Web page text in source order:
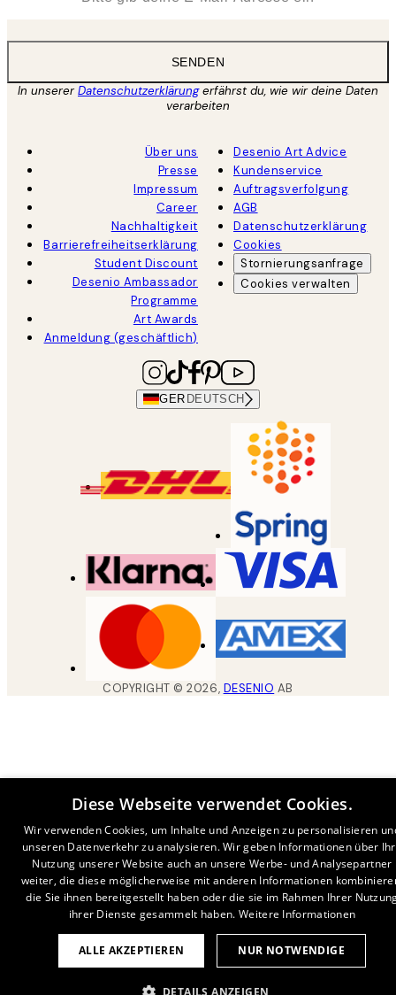
SENDEN
In unsererDatenschutzerklärungerfährst du, wie wir deine Daten
verarbeiten
Über uns
Presse
Impressum
Career
Nachhaltigkeit
Barrierefreiheitserklärung
Student Discount
Desenio Ambassador
Programme
Art Awards
Anmeldung (geschäftlich)
Desenio Art Advice
Kundenservice
Auftragsverfolgung
AGB
Datenschutzerklärung
Cookies
Stornierungsanfrage
Cookies verwalten
GER DEUTSCH
COPYRIGHT ©2026, DESENIO AB
Diese Webseite verwendet Cookies.
Wir verwenden Cookies, um Inhalte und Anzeigen zu personalisieren
unseren Datenverkehr zu analysieren. Wir geben Informationen über
Nutzung unserer Website auch an unsere Werbe- und Analysepartner
weiter, die diese möglicherweise mit anderen Informationen
die Sie ihnen bereitgestellt haben oder die sie im Rahmen Ihrer
ihrer Dienste gesammelt haben. Weitere Informationen
ALLE AKZEPTIEREN NUR NOTWENDIGE
DETAILS ANZEIGEN